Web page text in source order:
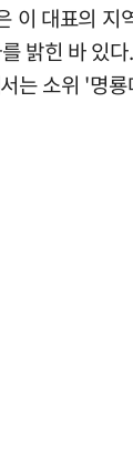
이 대표의 지
밝힌 바 있
는 소위 '명